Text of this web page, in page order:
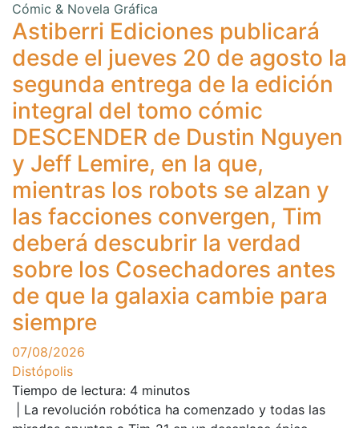
Cómic & Novela Gráfica
Astiberri Ediciones publicará
desde el jueves 20 de agosto la
segunda entrega de la edición
integral del tomo cómic
DESCENDER de Dustin Nguyen
y Jeff Lemire, en la que,
mientras los robots se alzan y
las facciones convergen, Tim
deberá descubrir la verdad
sobre los Cosechadores antes
de que la galaxia cambie para
siempre
07/08/2026
Distópolis
Tiempo de lectura: 4 minutos
| La revolución robótica ha comenzado y todas las